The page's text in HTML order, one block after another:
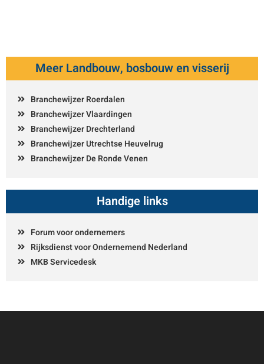
Meer Landbouw, bosbouw en visserij
Branchewijzer Roerdalen
Branchewijzer Vlaardingen
Branchewijzer Drechterland
Branchewijzer Utrechtse Heuvelrug
Branchewijzer De Ronde Venen
Handige links
Forum voor ondernemers
Rijksdienst voor Ondernemend Nederland
MKB Servicedesk